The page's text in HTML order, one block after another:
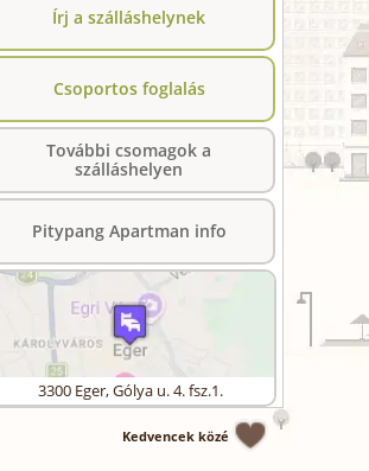
Írj a szálláshelynek
Csoportos foglalás
További csomagok a
szálláshelyen
Pitypang Apartman info
3300 Eger,Gólya u. 4. fsz.1.
Kedvencek közé